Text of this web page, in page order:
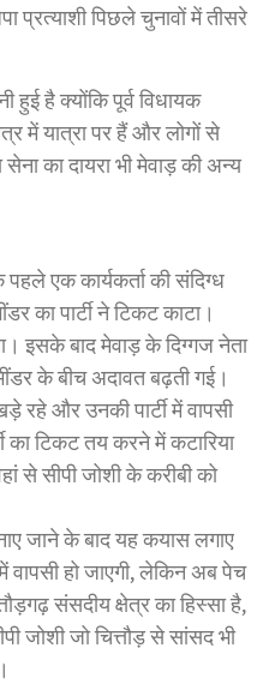
प्रत्याशी पिछले चुनावों में तीसरे
हुई है क्योंकि पूर्व विधायक
में यात्रा पर हैं और लोगों से
का दायरा भी मेवाड़ की अन्य
एक कार्यकर्ता की संदिग्ध
का पार्टी ने टिकट काटा।
इसके बाद मेवाड़ के दिग्गज नेता
के बीच अदावत बढ़ती गई।
रहे और उनकी पार्टी में वापसी
का टिकट तय करने में कटारिया
से सीपी जोशी के करीबी को
जाने के बाद यह कयास लगाए
वापसी हो जाएगी, लेकिन अब पेच
संसदीय क्षेत्र का हिस्सा है,
जोशी जो चित्तौड़ से सांसद भी